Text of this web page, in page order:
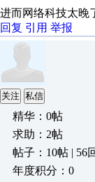
进而网络科技太晚
回复 引用 举报
关注 私信
精华：0帖
求助：2帖
帖子：10帖 | 56
年度积分：0